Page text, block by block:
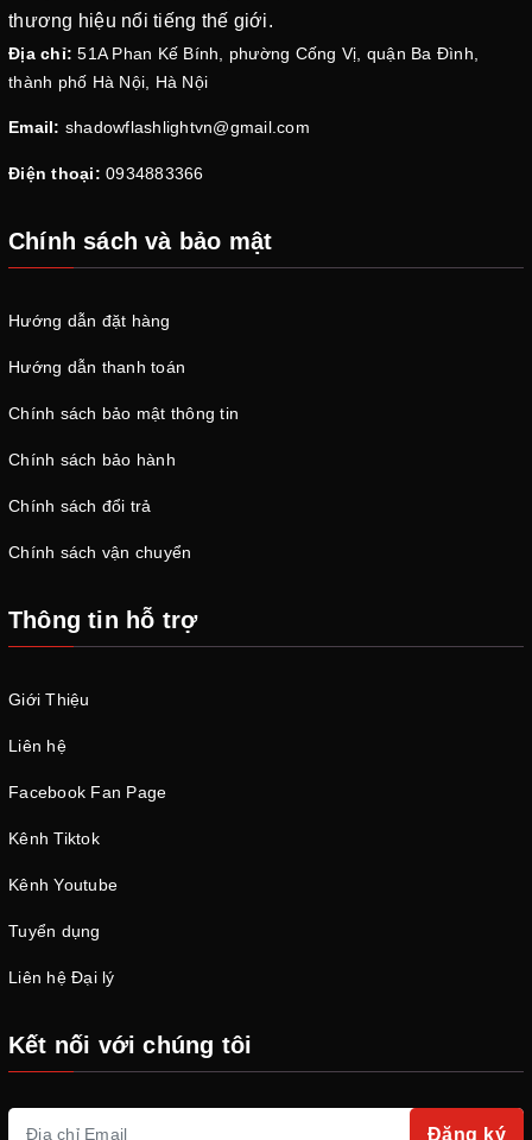
thương hiệu nổi tiếng thế giới.
Địa chỉ: 51A Phan Kế Bính, phường Cống Vị, quận Ba Đình,
thành phố Hà Nội, Hà Nội
Email: shadowflashlightvn@gmail.com
Điện thoại: 0934883366
Chính sách và bảo mật
Hướng dẫn đặt hàng
Hướng dẫn thanh toán
Chính sách bảo mật thông tin
Chính sách bảo hành
Chính sách đổi trả
Chính sách vận chuyển
Thông tin hỗ trợ
Giới Thiệu
Liên hệ
Facebook Fan Page
Kênh Tiktok
Kênh Youtube
Tuyển dụng
Liên hệ Đại lý
Kết nối với chúng tôi
Đăng ký